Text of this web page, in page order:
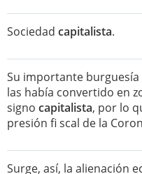
Sociedad capitalista.
Su importante
las había convertido en
signo capitalista, por lo
presión fi scal de la
Surge, así, la alienación